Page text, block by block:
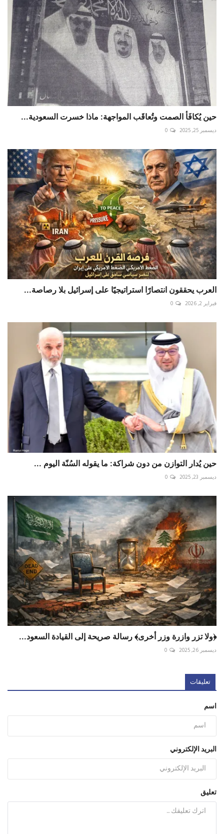
حين يُكافَأ الصمت وتُعاقَب المواجهة: ماذا خسرت السعودية...
ديسمبر 25, 2025 0
العرب يحققون انتصارًا استراتيجيًا على إسرائيل بلا رصاصة...
فبراير 2, 2026 0
حين يُدار التوازن من دون شراكة: ما يقوله السُنّة اليوم ...
ديسمبر 23, 2025 0
﴿ولا تزر وازرة وزر أخرى﴾ رسالة صريحة إلى القيادة السعود...
ديسمبر 26, 2025 0
تعليقات
اسم
البريد الإلكتروني
تعليق